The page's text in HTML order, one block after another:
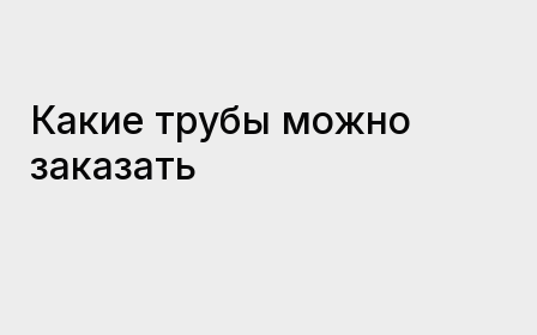
Какие трубы можно
заказать